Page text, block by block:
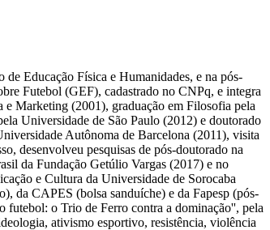
Educação Física e Humanidades, e na pós-
Futebol (GEF), cadastrado no CNPq, e integra
e Marketing (2001), graduação em Filosofia pela
Universidade de São Paulo (2012) e doutorado
Autônoma de Barcelona (2011), visita
desenvolveu pesquisas de pós-doutorado na
da Fundação Getúlio Vargas (2017) e no
e Cultura da Universidade de Sorocaba
da CAPES (bolsa sanduíche) e da Fapesp (pós-
o Trio de Ferro contra a dominação'', pela
ativismo esportivo, resistência, violência